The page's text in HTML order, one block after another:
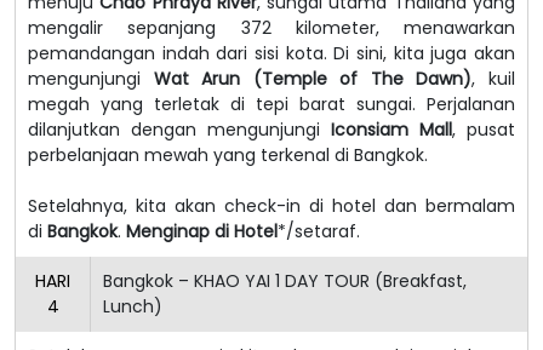
mengalir sepanjang 372 kilometer, menawarkan
pemandangan indah dari sisi kota. Di sini, kita juga akan
mengunjungi Wat Arun (Temple of The Dawn), kuil
megah yang terletak di tepi barat sungai. Perjalanan
dilanjutkan dengan mengunjungi Iconsiam Mall, pusat
perbelanjaan mewah yang terkenal di Bangkok.
Setelahnya, kita akan check-in di hotel dan bermalam
di Bangkok. Menginap di Hotel*/setaraf.
HARI
4
Bangkok – KHAO YAI 1 DAY TOUR (Breakfast,
Lunch)